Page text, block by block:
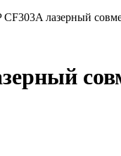
CF303A лазерный